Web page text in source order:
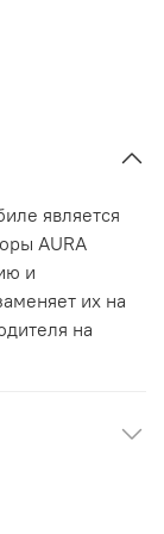
является
AURA
и
их на
на